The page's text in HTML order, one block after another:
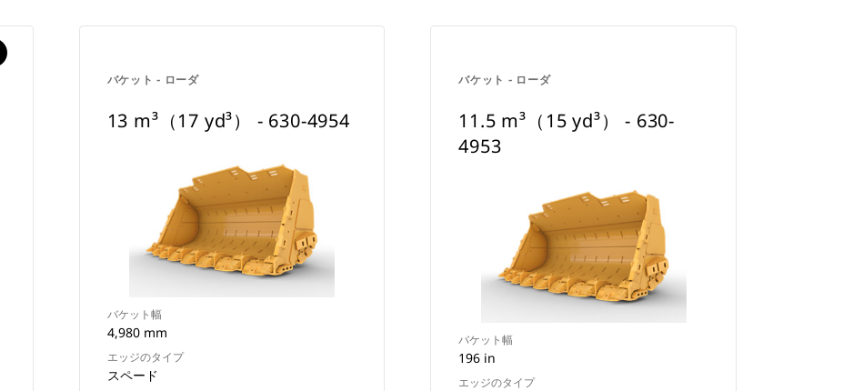
バケット - ローダ
13 m³（17 yd³） - 630-4954
バケット幅
4,980 mm
エッジのタイプ
スペード
バケット - ローダ
11.5 m³（15 yd³） - 630-
4953
バケット幅
196 in
エッジのタイプ